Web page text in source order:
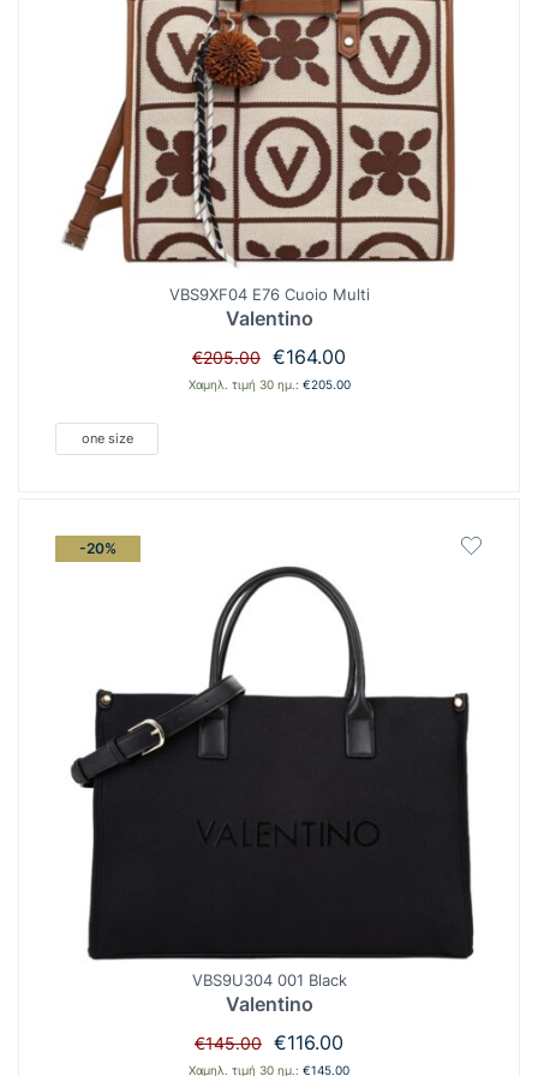
VBS9XF04 E76 Cuoio Multi
Valentino
€205.00 Original
price
€164.00
τρέχουσα
Χαμηλ. τιμή 30 ημ.: €205.00
one size
-20%
VBS9U304 001 Black
Valentino
€145.00 Original
price
€116.00
τρέχουσα
Χαμηλ. τιμή 30 ημ.: €145.00